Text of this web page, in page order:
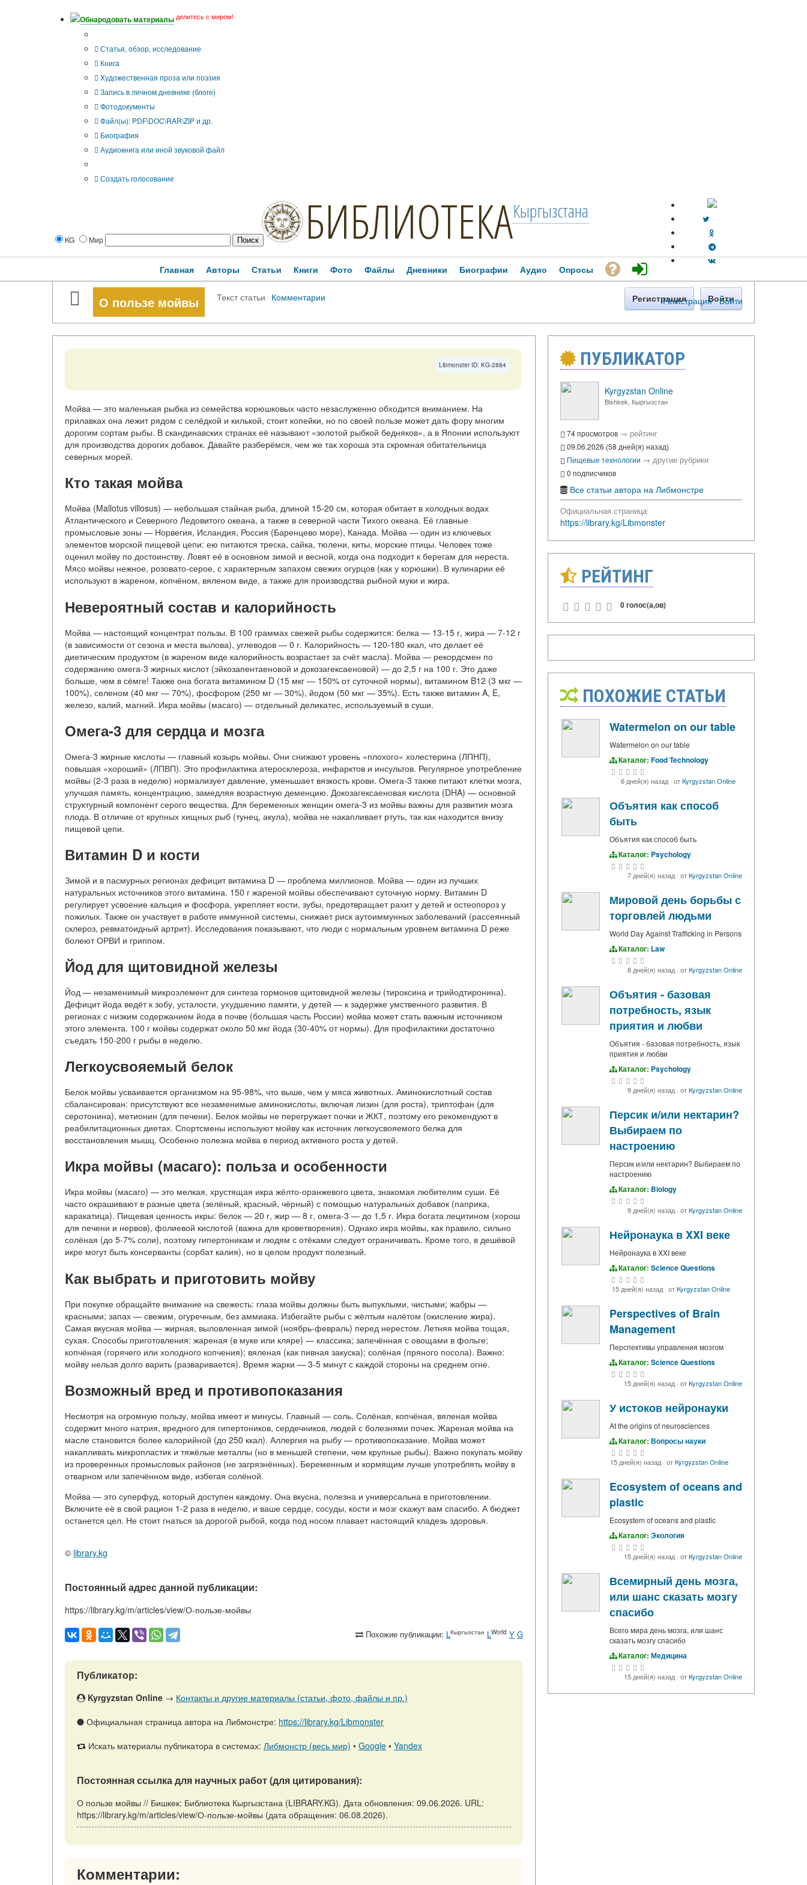
Обнародовать материалы делитесь с миром!
Статья, обзор, исследование
Книга
Художественная проза или поэзия
Запись в личном дневнике (блоге)
Фотодокументы
Файл(ы): PDF\DOC\RAR\ZIP и др.
Биография
Аудиокнига или иной звуковой файл
Создать голосование
KG Мир БИБЛИОТЕКАКыргызстана
Регистрация · Войти
Главная Авторы Статьи Книги Фото Файлы Дневники Биографии Аудио Опросы
О пользе мойвы Текст статьи · Комментарии Регистрация Войти
Libmonster ID: KG-2884
Мойва — это маленькая рыбка из семейства корюшковых часто незаслуженно обходится вниманием. На
прилавках она лежит рядом с селёдкой и килькой, стоит копейки, но по своей пользе может дать фору многим
дорогим сортам рыбы. В скандинавских странах её называют «золотой рыбкой бедняков», а в Японии используют
для производства дорогих добавок. Давайте разберёмся, чем же так хороша эта скромная обитательница
северных морей.
Кто такая мойва
Мойва (Mallotus villosus) — небольшая стайная рыба, длиной 15-20 см, которая обитает в холодных водах
Атлантического и Северного Ледовитого океана, а также в северной части Тихого океана. Её главные
промысловые зоны — Норвегия, Исландия, Россия (Баренцево море), Канада. Мойва — один из ключевых
элементов морской пищевой цепи: ею питаются треска, сайка, тюлени, киты, морские птицы. Человек тоже
оценил мойву по достоинству. Ловят её в основном зимой и весной, когда она подходит к берегам для нереста.
Мясо мойвы нежное, розовато-серое, с характерным запахом свежих огурцов (как у корюшки). В кулинарии её
используют в жареном, копчёном, вяленом виде, а также для производства рыбной муки и жира.
Невероятный состав и калорийность
Мойва — настоящий концентрат пользы. В 100 граммах свежей рыбы содержится: белка — 13-15 г, жира — 7-12 г
(в зависимости от сезона и места вылова), углеводов — 0 г. Калорийность — 120-180 ккал, что делает её
диетическим продуктом (в жареном виде калорийность возрастает за счёт масла). Мойва — рекордсмен по
содержанию омега-3 жирных кислот (эйкозапентаеновой и докозагексаеновой) — до 2,5 г на 100 г. Это даже
больше, чем в сёмге! Также она богата витамином D (15 мкг — 150% от суточной нормы), витамином B12 (3 мкг —
100%), селеном (40 мкг — 70%), фосфором (250 мг — 30%), йодом (50 мкг — 35%). Есть также витамин A, E,
железо, калий, магний. Икра мойвы (масаго) — отдельный деликатес, используемый в суши.
Омега-3 для сердца и мозга
Омега-3 жирные кислоты — главный козырь мойвы. Они снижают уровень «плохого» холестерина (ЛПНП),
повышая «хороший» (ЛПВП). Это профилактика атеросклероза, инфарктов и инсультов. Регулярное употребление
мойвы (2-3 раза в неделю) нормализует давление, уменьшает вязкость крови. Омега-3 также питают клетки мозга,
улучшая память, концентрацию, замедляя возрастную деменцию. Докозагексаеновая кислота (DHA) — основной
структурный компонент серого вещества. Для беременных женщин омега-3 из мойвы важны для развития мозга
плода. В отличие от крупных хищных рыб (тунец, акула), мойва не накапливает ртуть, так как находится внизу
пищевой цепи.
Витамин D и кости
Зимой и в пасмурных регионах дефицит витамина D — проблема миллионов. Мойва — один из лучших
натуральных источников этого витамина. 150 г жареной мойвы обеспечивают суточную норму. Витамин D
регулирует усвоение кальция и фосфора, укрепляет кости, зубы, предотвращает рахит у детей и остеопороз у
пожилых. Также он участвует в работе иммунной системы, снижает риск аутоиммунных заболеваний (рассеянный
склероз, ревматоидный артрит). Исследования показывают, что люди с нормальным уровнем витамина D реже
болеют ОРВИ и гриппом.
Йод для щитовидной железы
Йод — незаменимый микроэлемент для синтеза гормонов щитовидной железы (тироксина и трийодтиронина).
Дефицит йода ведёт к зобу, усталости, ухудшению памяти, у детей — к задержке умственного развития. В
регионах с низким содержанием йода в почве (большая часть России) мойва может стать важным источником
этого элемента. 100 г мойвы содержат около 50 мкг йода (30-40% от нормы). Для профилактики достаточно
съедать 150-200 г рыбы в неделю.
Легкоусвояемый белок
Белок мойвы усваивается организмом на 95-98%, что выше, чем у мяса животных. Аминокислотный состав
сбалансирован: присутствуют все незаменимые аминокислоты, включая лизин (для роста), триптофан (для
серотонина), метионин (для печени). Белок мойвы не перегружает почки и ЖКТ, поэтому его рекомендуют в
реабилитационных диетах. Спортсмены используют мойву как источник легкоусвояемого белка для
восстановления мышц. Особенно полезна мойва в период активного роста у детей.
Икра мойвы (масаго): польза и особенности
Икра мойвы (масаго) — это мелкая, хрустящая икра жёлто-оранжевого цвета, знакомая любителям суши. Её
часто окрашивают в разные цвета (зелёный, красный, чёрный) с помощью натуральных добавок (паприка,
каракатица). Пищевая ценность икры: белок — 20 г, жир — 8 г, омега-3 — до 1,5 г. Икра богата лецитином (хорош
для печени и нервов), фолиевой кислотой (важна для кроветворения). Однако икра мойвы, как правило, сильно
солёная (до 5-7% соли), поэтому гипертоникам и людям с отёками следует ограничивать. Кроме того, в дешёвой
икре могут быть консерванты (сорбат калия), но в целом продукт полезный.
Как выбрать и приготовить мойву
При покупке обращайте внимание на свежесть: глаза мойвы должны быть выпуклыми, чистыми; жабры —
красными; запах — свежим, огуречным, без аммиака. Избегайте рыбы с жёлтым налётом (окисление жира).
Самая вкусная мойва — жирная, выловленная зимой (ноябрь-февраль) перед нерестом. Летняя мойва тощая,
сухая. Способы приготовления: жареная (в муке или кляре) — классика; запечённая с овощами в фольге;
копчёная (горячего или холодного копчения); вяленая (как пивная закуска); солёная (пряного посола). Важно:
мойву нельзя долго варить (разваривается). Время жарки — 3-5 минут с каждой стороны на среднем огне.
Возможный вред и противопоказания
Несмотря на огромную пользу, мойва имеет и минусы. Главный — соль. Солёная, копчёная, вяленая мойва
содержит много натрия, вредного для гипертоников, сердечников, людей с болезнями почек. Жареная мойва на
масле становится более калорийной (до 250 ккал). Аллергия на рыбу — противопоказание. Мойва может
накапливать микропластик и тяжёлые металлы (но в меньшей степени, чем крупные рыбы). Важно покупать мойву
из проверенных промысловых районов (не загрязнённых). Беременным и кормящим лучше употреблять мойву в
отварном или запечённом виде, избегая солёной.
Мойва — это суперфуд, который доступен каждому. Она вкусна, полезна и универсальна в приготовлении.
Включите её в свой рацион 1-2 раза в неделю, и ваше сердце, сосуды, кости и мозг скажут вам спасибо. А бюджет
останется цел. Не стоит гнаться за дорогой рыбой, когда под носом плавает настоящий кладезь здоровья.
© library.kg
Постоянный адрес данной публикации:
https://library.kg/m/articles/view/О-пользе-мойвы
Похожие публикации: LКыргызстан LWorld Y G
Публикатор:
Kyrgyzstan Online → Контакты и другие материалы (статьи, фото, файлы и пр.)
Официальная страница автора на Либмонстре: https://library.kg/Libmonster
Искать материалы публикатора в системах: Либмонстр (весь мир) • Google • Yandex
Постоянная ссылка для научных работ (для цитирования):
О пользе мойвы // Бишкек: Библиотека Кыргызстана (LIBRARY.KG). Дата обновления: 09.06.2026. URL:
https://library.kg/m/articles/view/О-пользе-мойвы (дата обращения: 06.08.2026).
Комментарии:
ПУБЛИКАТОР
Kyrgyzstan Online
Bishkek, Кыргызстан
74 просмотров → рейтинг
09.06.2026 (58 дней(я) назад)
Пищевые технологии → другие рубрики
0 подписчиков
Все статьи автора на Либмонстре
Официальная страница:
https://library.kg/Libmonster
РЕЙТИНГ
0 голос(а,ов)
ПОХОЖИЕ СТАТЬИ
Watermelon on our table
Watermelon on our table
Каталог: Food Technology
6 дней(я) назад · отKyrgyzstan Online
Объятия как способ
быть
Объятия как способ быть
Каталог: Psychology
7 дней(я) назад · отKyrgyzstan Online
Мировой день борьбы с
торговлей людьми
World Day Against Trafficking in Persons
Каталог: Law
8 дней(я) назад · отKyrgyzstan Online
Объятия - базовая
потребность, язык
приятия и любви
Объятия - базовая потребность, язык
приятия и любви
Каталог: Psychology
9 дней(я) назад · отKyrgyzstan Online
Персик и/или нектарин?
Выбираем по
настроению
Персик и/или нектарин? Выбираем по
настроению
Каталог: Biology
9 дней(я) назад · отKyrgyzstan Online
Нейронаука в XXI веке
Нейронаука в XXI веке
Каталог: Science Questions
15 дней(я) назад · отKyrgyzstan Online
Perspectives of Brain
Management
Перспективы управления мозгом
Каталог: Science Questions
15 дней(я) назад · отKyrgyzstan Online
У истоков нейронауки
At the origins of neurosciences
Каталог: Вопросы науки
15 дней(я) назад · отKyrgyzstan Online
Ecosystem of oceans and
plastic
Ecosystem of oceans and plastic
Каталог: Экология
15 дней(я) назад · отKyrgyzstan Online
Всемирный день мозга,
или шанс сказать мозгу
спасибо
Всего мира день мозга, или шанс
сказать мозгу спасибо
Каталог: Медицина
15 дней(я) назад · отKyrgyzstan Online